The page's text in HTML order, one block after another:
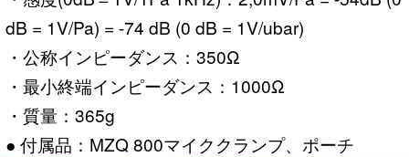
dB = 1V/Pa) = -74 dB (0 dB = 1V/ubar)
・公称インピーダンス：350Ω
・最小終端インピーダンス：1000Ω
・質量：365g
● 付属品：MZQ 800マイククランプ、ポーチ